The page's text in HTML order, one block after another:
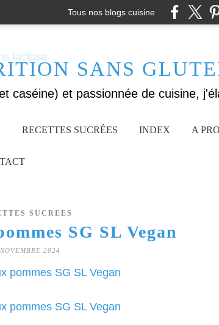
Tous nos blogs cuisine
SANS
RECETTES SUCRÉES INDEX A
SUCREES
SG SL Vegan
2024